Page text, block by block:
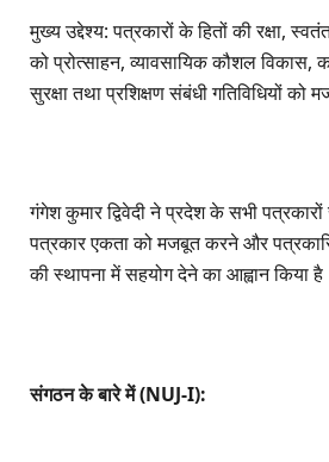
मुख्य उद्देश्य: पत्रकारों के हितों की रक्षा,
को प्रोत्साहन, व्यावसायिक कौशल विकास,
सुरक्षा तथा प्रशिक्षण संबंधी गतिविधियों को
गंगेश कुमार द्विवेदी ने प्रदेश के सभी
पत्रकार एकता को मजबूत करने और
की स्थापना में सहयोग देने का आह्वान किया
संगठन के बारे में (NUJ-I):